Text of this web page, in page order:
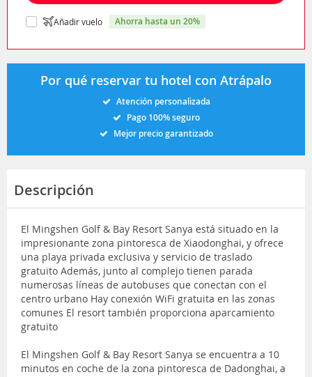
Añadir vuelo ahorra hasta un 20%
Por qué reservar tu hotel con Atrápalo
Atención personalizada
Pago 100% seguro
Mejor precio garantizado
Descripción
El Mingshen Golf & Bay Resort Sanya está situado en la
impresionante zona pintoresca de Xiaodonghai, y ofrece
una playa privada exclusiva y servicio de traslado
gratuito Además, junto al complejo tienen parada
numerosas líneas de autobuses que conectan con el
centro urbano Hay conexión WiFi gratuita en las zonas
comunes El resort también proporciona aparcamiento
gratuito
El Mingshen Golf & Bay Resort Sanya se encuentra a 10
minutos en coche de la zona pintoresca de Dadonghai, a